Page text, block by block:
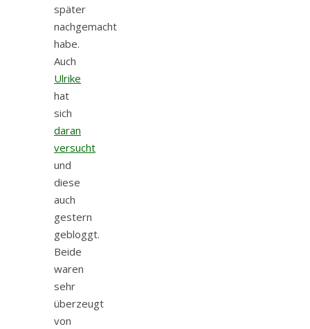
später
nachgemacht
habe.
Auch
Ulrike
hat
sich
daran
versucht
und
diese
auch
gestern
gebloggt.
Beide
waren
sehr
überzeugt
von